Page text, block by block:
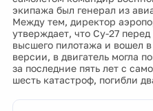
экипажа был генерал из
Между тем, директор
утверждает, что Су-27
высшего пилотажа и вошел
версии, в двигатель могла
за последние пять лет с
шесть катастроф, погибли